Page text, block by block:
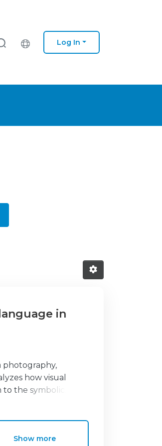
Log In
in
photography,
how visual
the symbolic,
The main
studies.
Show more